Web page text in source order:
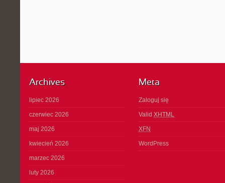
Archives
lipiec 2026
czerwiec 2026
maj 2026
kwiecień 2026
marzec 2026
luty 2026
Meta
Zaloguj się
Valid XHTML
XFN
WordPress